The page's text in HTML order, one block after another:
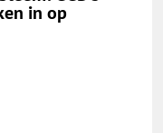
in op